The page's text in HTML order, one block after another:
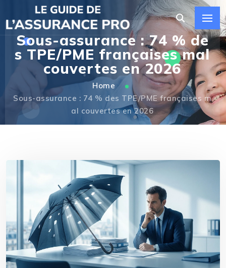
Sous-assurance : 74 % de
s TPE/PME françaises mal
couvertes en 2026
Home
Sous-assurance : 74 % des TPE/PME françaises m
al couvertes en 2026